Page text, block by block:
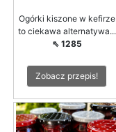
Ogórki kiszone w kefirze
to ciekawa alternatywa...
⇖ 1285
Zobacz przepis!